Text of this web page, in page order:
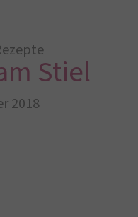
Stiel
2018